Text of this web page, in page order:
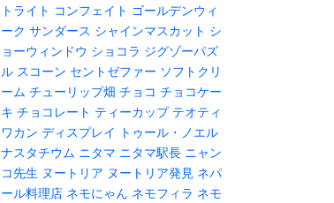
トライト コンフェイト ゴールデンウィ
ーク サンダース シャインマスカット シ
ョーウィンドウ ショコラ ジグゾーパズ
ル スコーン セントゼファー ソフトクリ
ーム チューリップ畑 チョコ チョコケー
キ チョコレート ティーカップ テオティ
ワカン ディスプレイ トゥール・ノエル
ナスタチウム ニタマ ニタマ駅長 ニャン
コ先生 ヌートリア ヌートリア発見 ネパ
ール料理店 ネモにゃん ネモフィラ ネモ